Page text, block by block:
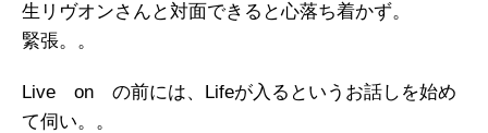
生リヴオンさんと対面できると心落ち着かず。
緊張。。
Live on の前には、Lifeが入るというお話しを始め
て伺い。。